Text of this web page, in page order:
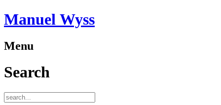
Manuel Wyss
Menu
Search